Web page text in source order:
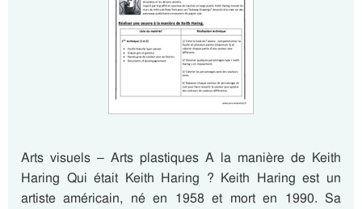
Arts visuels – Arts plastiques A la manière de Keith
Haring Qui était Keith Haring ? Keith Haring est un
artiste américain, né en 1958 et mort en 1990. Sa